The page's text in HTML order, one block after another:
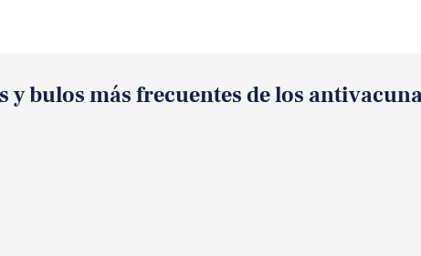
bulos más frecuentes de los